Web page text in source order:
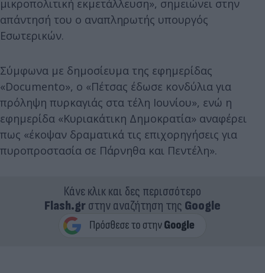
μικροπολιτική εκμετάλλευση», σημειώνει στην
απάντησή του ο αναπληρωτής υπουργός
Εσωτερικών.
Σύμφωνα με δημοσίευμα της εφημερίδας
«Documento», ο «Πέτσας έδωσε κονδύλια για
πρόληψη πυρκαγιάς στα τέλη Ιουνίου», ενώ η
εφημερίδα «Κυριακάτικη Δημοκρατία» αναφέρει
πως «έκοψαν δραματικά τις επιχορηγήσεις για
πυροπροστασία σε Πάρνηθα και Πεντέλη».
Κάνε κλικ και δες περισσότερο
Flash.grστην αναζήτηση της Google